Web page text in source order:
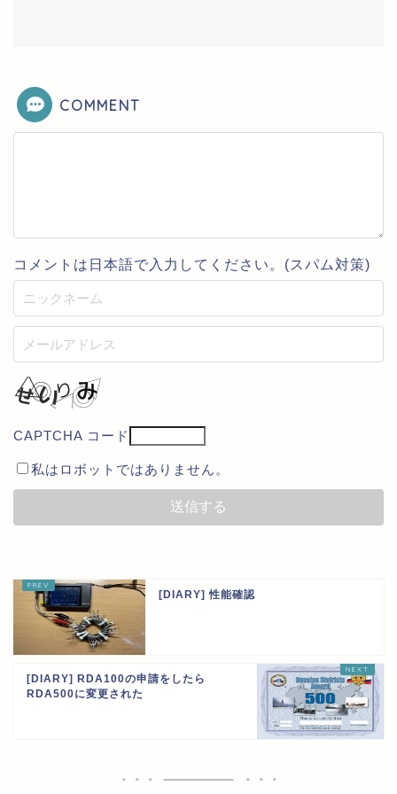
COMMENT
コメントは日本語で入力してください。(スパム対策)
CAPTCHA コード
私はロボットではありません。
[DIARY] 性能確認
[DIARY] RDA100の申請をしたら
RDA500に変更された